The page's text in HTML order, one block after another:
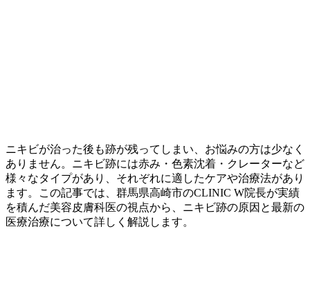
ニキビが治った後も跡が残ってしまい、お悩みの方は少なく
ありません。ニキビ跡には赤み・色素沈着・クレーターなど
様々なタイプがあり、それぞれに適したケアや治療法があり
ます。この記事では、群馬県高崎市のCLINIC W院長が実績
を積んだ美容皮膚科医の視点から、ニキビ跡の原因と最新の
医療治療について詳しく解説します。